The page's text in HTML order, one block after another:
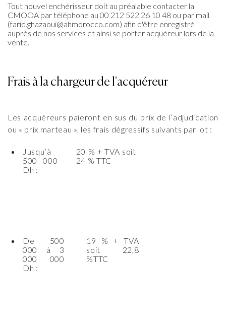
Tout nouvel enchérisseur doit au préalable contacter la
CMOOA par téléphone au 00 212 522 26 10 48 ou par mail
(farid.ghazaoui@ahmorocco.com) afin d'être enregistré
auprès de nos services et ainsi se porter acquéreur lors de la
vente.
Frais à la chargeur de l'acquéreur
Les acquéreurs paieront en sus du prix de l’adjudication
ou « prix marteau », les frais dégressifs suivants par lot :
Jusqu’à
500 000
Dh :
20 % + TVA soit
24 % TTC
De 500
000 à 3
000 000
Dh :
19 % + TVA
soit 22,8
%TTC